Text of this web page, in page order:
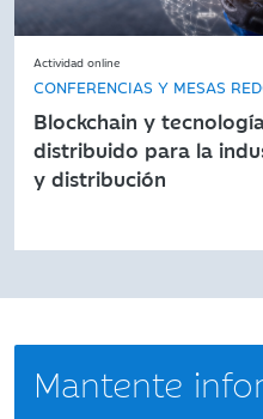
Actividad online
CONFERENCIAS Y MESAS
Blockchain y
distribuido para la
y distribución
Mantente